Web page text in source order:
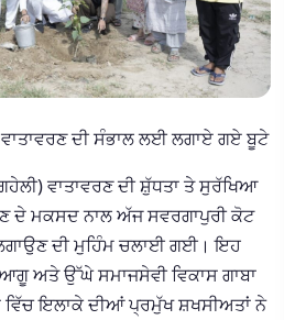
ਦੀ ਸੰਭਾਲ ਲਈ ਲਗਾਏ ਗਏ ਬੂਟੇ
ਵਾਤਾਵਰਣ ਦੀ ਸ਼ੁੱਧਤਾ ਤੇ ਸੁਰੱਖਿਆ
ਦੇ ਮਕਸਦ ਨਾਲ ਅੱਜ ਸਵਰਗਾਪੁਰੀ ਕੋਟ
ਦੀ ਮੁਹਿੰਮ ਚਲਾਈ ਗਈ। ਇਹ
ਅਤੇ ਉੱਘੇ ਸਮਾਜਸੇਵੀ ਵਿਕਾਸ ਗਾਬਾ
ਇਲਾਕੇ ਦੀਆਂ ਪ੍ਰਮੁੱਖ ਸ਼ਖਸੀਅਤਾਂ ਨੇ